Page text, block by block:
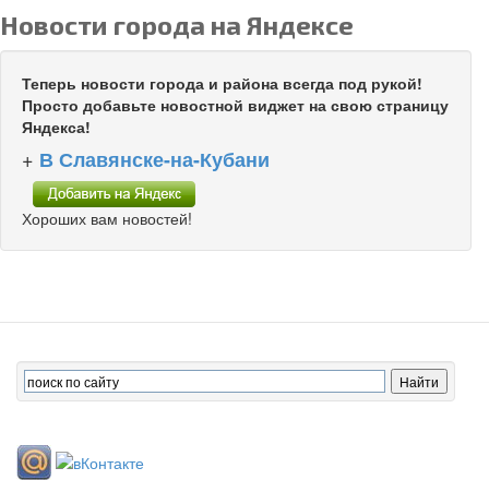
Новости города на Яндексе
Теперь новости города и района всегда под рукой!
Просто добавьте новостной виджет на свою страницу
Яндекса!
+ В Славянске-на-Кубани
Хороших вам новостей!